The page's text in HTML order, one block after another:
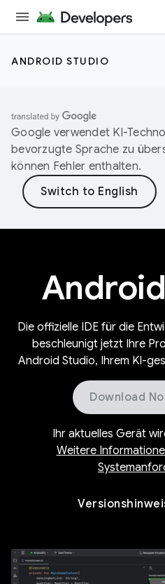
ANDROID STUDIO
Google verwendet KI-
bevorzugte Sprache zu
können Fehler enthalten.
Die offizielle IDE für die
beschleunigt jetzt Ihre
Android Studio, Ihrem KI-
Download
Ihr aktuelles Gerät
Weitere